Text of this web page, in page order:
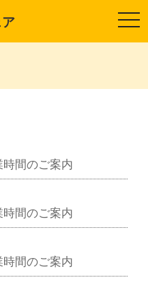
t
o
a
間のご案内
間のご案内
間のご案内